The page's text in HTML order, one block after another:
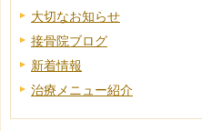
大切なお知らせ
接骨院ブログ
新着情報
治療メニュー紹介